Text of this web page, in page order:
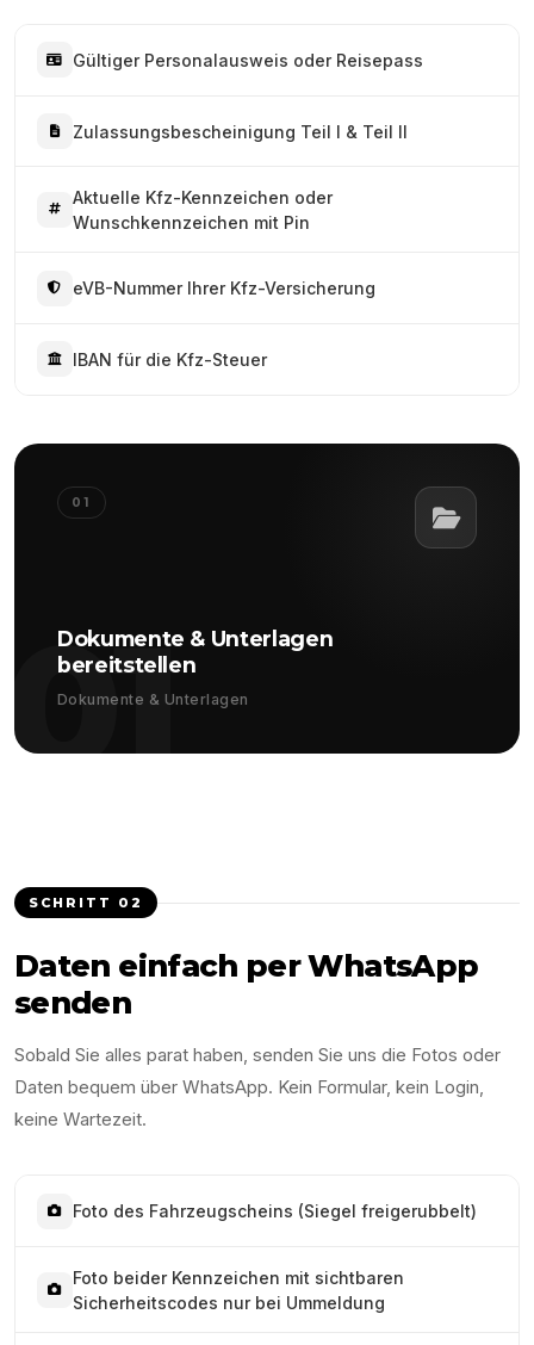
Gültiger Personalausweis oder Reisepass
Zulassungsbescheinigung Teil I & Teil II
Aktuelle Kfz-Kennzeichen oder
Wunschkennzeichen mit Pin
eVB-Nummer Ihrer Kfz-Versicherung
IBAN für die Kfz-Steuer
01
01
Dokumente & Unterlagen
bereitstellen
Dokumente & Unterlagen
SCHRITT 02
Daten einfach per WhatsApp
senden
Sobald Sie alles parat haben, senden Sie uns die Fotos oder
Daten bequem über WhatsApp. Kein Formular, kein Login,
keine Wartezeit.
Foto des Fahrzeugscheins (Siegel freigerubbelt)
Foto beider Kennzeichen mit sichtbaren
Sicherheitscodes nur bei Ummeldung